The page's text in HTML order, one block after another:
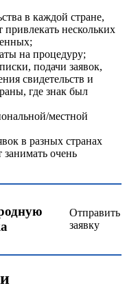
в каждой стране,
нескольких
на процедуру;
подачи заявок,
свидетельств и
где знак был
местной
в разных странах
занимать очень
Отправить
заявку